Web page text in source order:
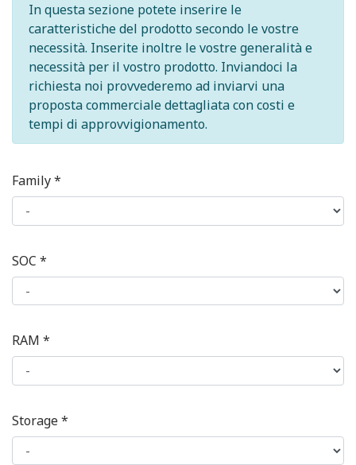
In questa sezione potete inserire le
caratteristiche del prodotto secondo le vostre
necessità. Inserite inoltre le vostre generalità e
necessità per il vostro prodotto. Inviandoci la
richiesta noi provvederemo ad inviarvi una
proposta commerciale dettagliata con costi e
tempi di approvvigionamento.
Family *
SOC *
RAM *
Storage *